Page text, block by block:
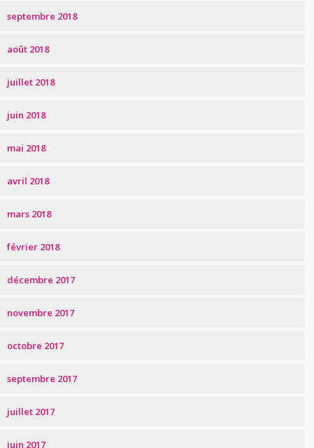
septembre 2018
août 2018
juillet 2018
juin 2018
mai 2018
avril 2018
mars 2018
février 2018
décembre 2017
novembre 2017
octobre 2017
septembre 2017
juillet 2017
juin 2017